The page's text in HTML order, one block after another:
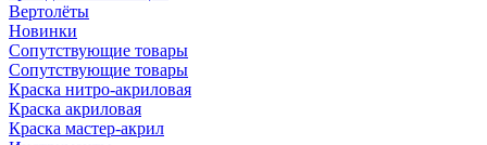
Вертолёты
Новинки
Сопутствующие товары
Сопутствующие товары
Краска нитро-акриловая
Краска акриловая
Краска мастер-акрил